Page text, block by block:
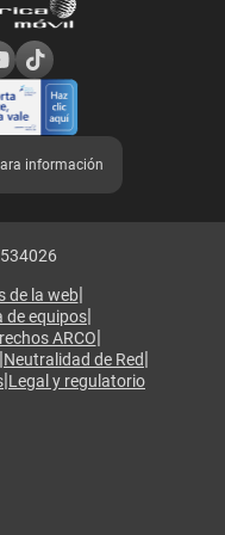
información
de la web|
de equipos|
ARCO|
|Neutralidad de Red|
|Legal y regulatorio